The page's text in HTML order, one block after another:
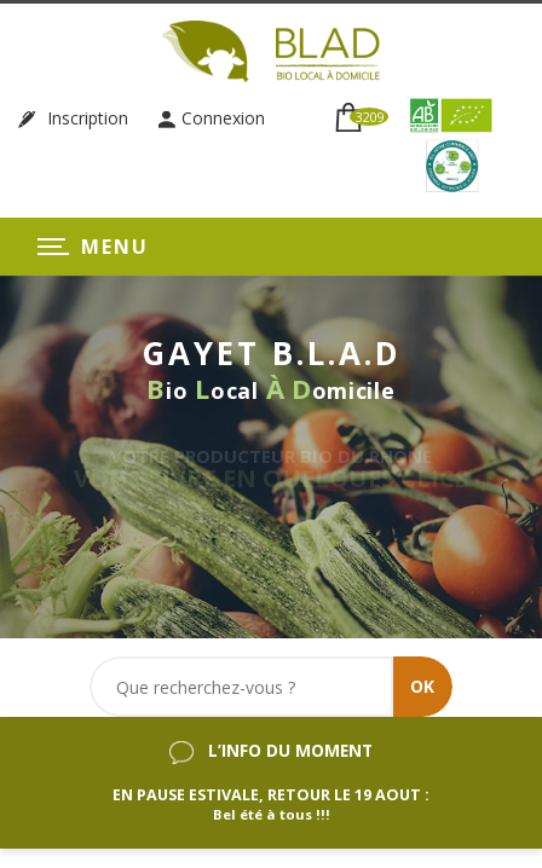
Inscription Connexion 3209
MENU
GAYET B.L.A.D
Bio LocalÀ Domicile
DU RHÔNE
CLICS
LIVRAISON
SANS
OK
L’INFO DU MOMENT
EN PAUSE ESTIVALE, RETOUR LE 19 AOUT :
Bel été à tous !!!